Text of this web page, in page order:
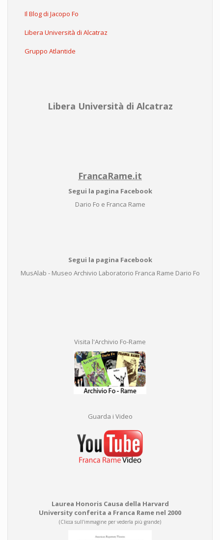
Il Blog di Jacopo Fo
Libera Università di Alcatraz
Gruppo Atlantide
Libera Università di Alcatraz
FrancaRame.it
Segui la pagina Facebook
Dario Fo e Franca Rame
Segui la pagina Facebook
MusAlab - Museo Archivio Laboratorio Franca Rame Dario Fo
Visita l'Archivio Fo-Rame
Guarda i Video
Laurea Honoris Causa della Harvard
University conferita a Franca Rame nel 2000
(Clicca sull'immagine per vederla più grande)